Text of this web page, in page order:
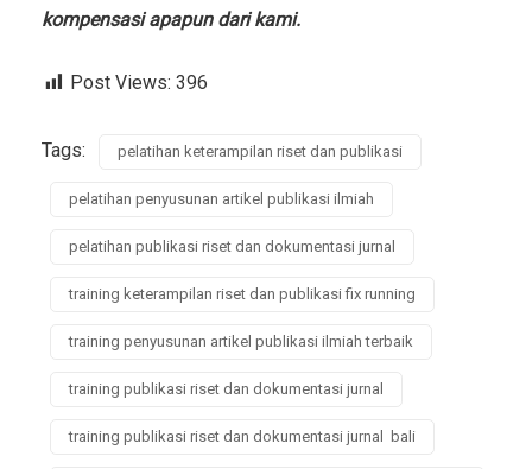
kompensasi apapun dari kami.
Post Views: 396
Tags: pelatihan keterampilan riset dan publikasi
pelatihan penyusunan artikel publikasi ilmiah
pelatihan publikasi riset dan dokumentasi jurnal
training keterampilan riset dan publikasi fix running
training penyusunan artikel publikasi ilmiah terbaik
training publikasi riset dan dokumentasi jurnal
training publikasi riset dan dokumentasi jurnal bali